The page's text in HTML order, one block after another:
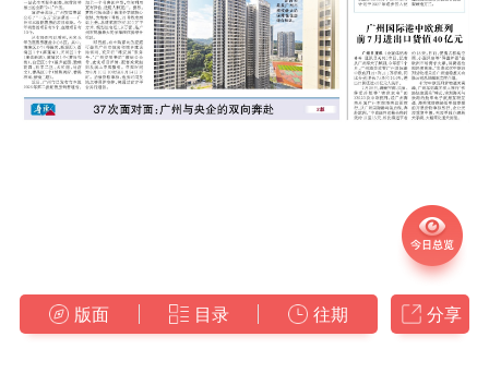
版面 目录 往期 分享